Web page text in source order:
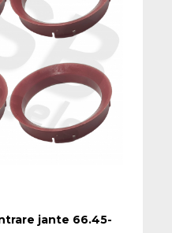
jante 66.45-